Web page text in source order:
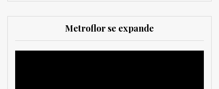
Metroflor se expande